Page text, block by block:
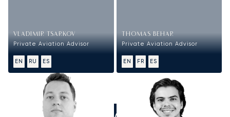
VLADIMIR TSARKOV
Private Aviation Advisor
EN RU ES
THOMAS BEHAR
Private Aviation Advisor
EN FR ES